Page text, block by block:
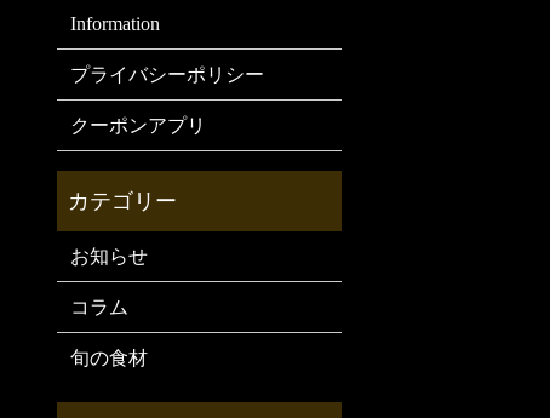
Information
プライバシーポリシー
クーポンアプリ
お知らせ
コラム
旬の食材